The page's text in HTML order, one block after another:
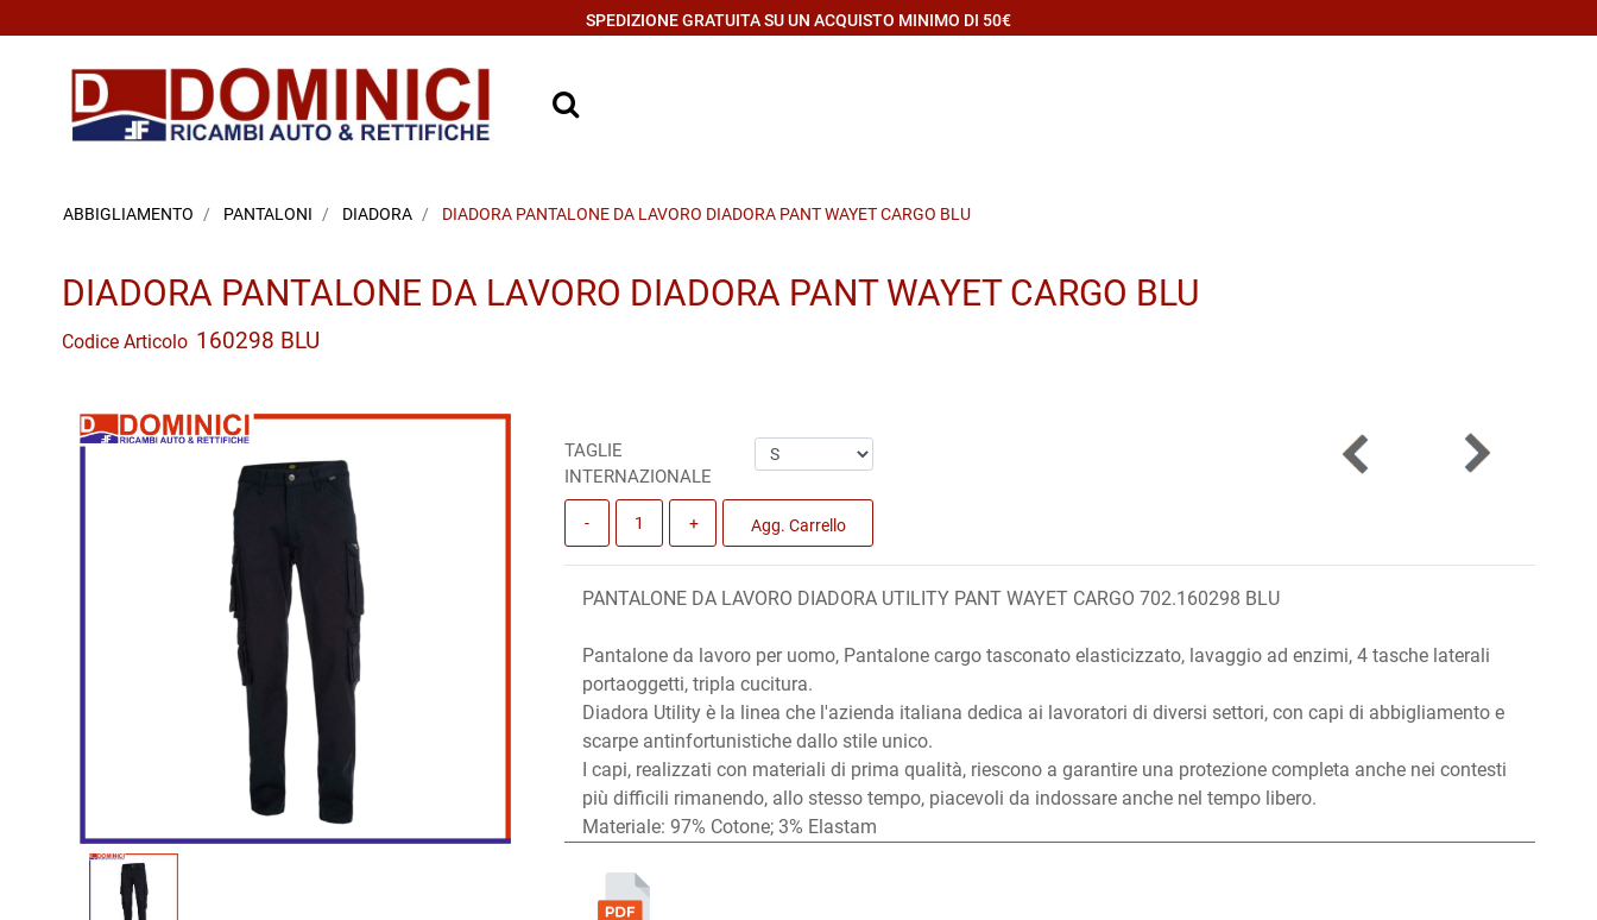
SPEDIZIONE GRATUITA SU UN ACQUISTO MINIMO DI 50€
ABBIGLIAMENTO PANTALONI DIADORA DIADORA PANTALONE DA LAVORO DIADORA PANT WAYET CARGO BLU
DIADORA PANTALONE DA LAVORO DIADORA PANT WAYET CARGO BLU
Codice Articolo 160298 BLU
TAGLIE
INTERNAZIONALE
Quantità
Agg. Carrello
PANTALONE DA LAVORO DIADORA UTILITY PANT WAYET CARGO 702.160298 BLU
Pantalone da lavoro per uomo, Pantalone cargo tasconato elasticizzato, lavaggio ad enzimi, 4 tasche laterali
portaoggetti, tripla cucitura.
Diadora Utility è la linea che l'azienda italiana dedica ai lavoratori di diversi settori, con capi di abbigliamento e
scarpe antinfortunistiche dallo stile unico.
I capi, realizzati con materiali di prima qualità, riescono a garantire una protezione completa anche nei contesti
più difficili rimanendo, allo stesso tempo, piacevoli da indossare anche nel tempo libero.
Materiale: 97% Cotone; 3% Elastam